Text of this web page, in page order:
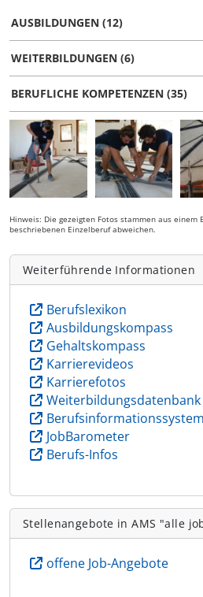
AUSBILDUNGEN (12)
WEITERBILDUNGEN (6)
BERUFLICHE KOMPETENZEN (35)
Hinweis: Die gezeigten Fotos stammen aus einem
beschriebenen Einzelberuf abweichen.
Weiterführende Informationen
Berufslexikon
Ausbildungskompass
Gehaltskompass
Karrierevideos
Karrierefotos
Weiterbildungsdatenbank
Berufsinformationssystem
JobBarometer
Berufs-Infos
Stellenangebote in AMS "alle
offene Job-Angebote